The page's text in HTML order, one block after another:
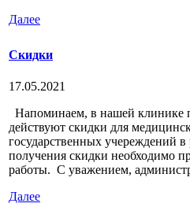
Далее
Скидки
17.05.2021
Напоминаем, в нашей клинике
действуют скидки для
государственных учереждений
получения скидки необходимо
работы. С уважением,
Далее